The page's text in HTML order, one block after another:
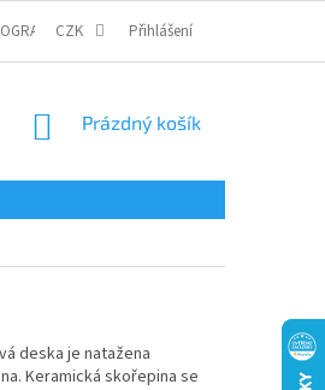
CZK Přihlášení
NÁKUPNÍ
Prázdný košík
deska je natažena
Keramická skořepina se